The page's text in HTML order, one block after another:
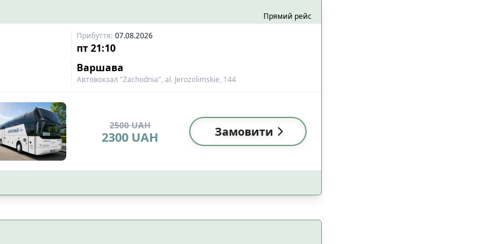
Прямий рейс
Прибуття: 07.08.2026
пт 21:10
Варшава
Автовокзал "Zachodnia", al. Jerozolimskie, 144
2500 UAH
2300 UAH Замовити